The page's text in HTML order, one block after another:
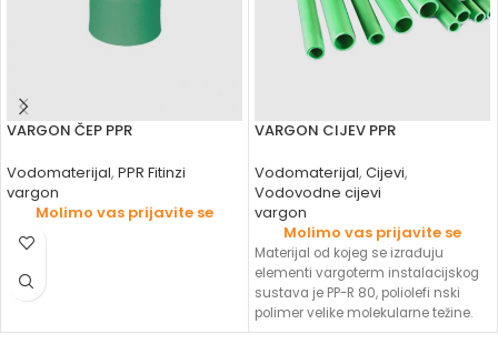
VARGON ČEP PPR
Vodomaterijal, PPR Fitinzi
vargon
Molimo vas prijavite se
VARGON CIJEV PPR
Vodomaterijal, Cijevi,
Vodovodne cijevi
vargon
Molimo vas prijavite se
Materijal od kojeg se izrađuju
elementi vargoterm instalacijskog
sustava je PP-R 80, poliolefi nski
polimer velike molekularne težine.
PP-R 80